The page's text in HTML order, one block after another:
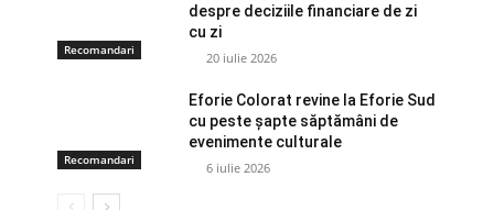
Recomandari
despre deciziile financiare de zi
cu zi
20 iulie 2026
Recomandari
Eforie Colorat revine la Eforie Sud
cu peste șapte săptămâni de
evenimente culturale
6 iulie 2026